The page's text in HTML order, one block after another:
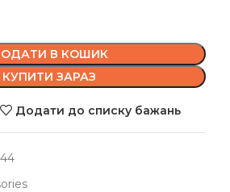
В КОШИК
КУПИТИ ЗАРАЗ
Додати до списку бажань